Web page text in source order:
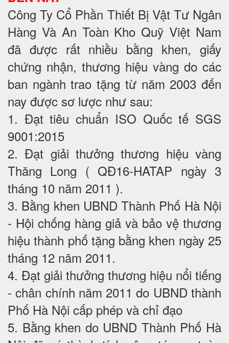
Công Ty Cổ Phần Thiết Bị Vật Tư Ngân
Hàng Và An Toàn Kho Quỹ Việt Nam
đã được rất nhiều bằng khen, giấy
chứng nhận, thương hiệu vàng do các
ban ngành trao tặng từ năm 2003 đến
nay được sơ lược như sau:
1. Đạt tiêu chuẩn ISO Quốc tế SGS
9001:2015
2. Đạt giải thưởng thương hiệu vàng
Thăng Long ( QĐ16-HATAP ngày 3
tháng 10 năm 2011 ).
3. Bằng khen UBND Thành Phố Hà Nội
- Hội chống hàng giả và bảo vệ thương
hiệu thành phố tặng bằng khen ngày 25
tháng 12 năm 2011.
4. Đạt giải thưởng thương hiệu nổi tiếng
- chân chính năm 2011 do UBND thành
Phố Hà Nội cấp phép và chỉ đạo
5. Bằng khen do UBND Thành Phố Hà